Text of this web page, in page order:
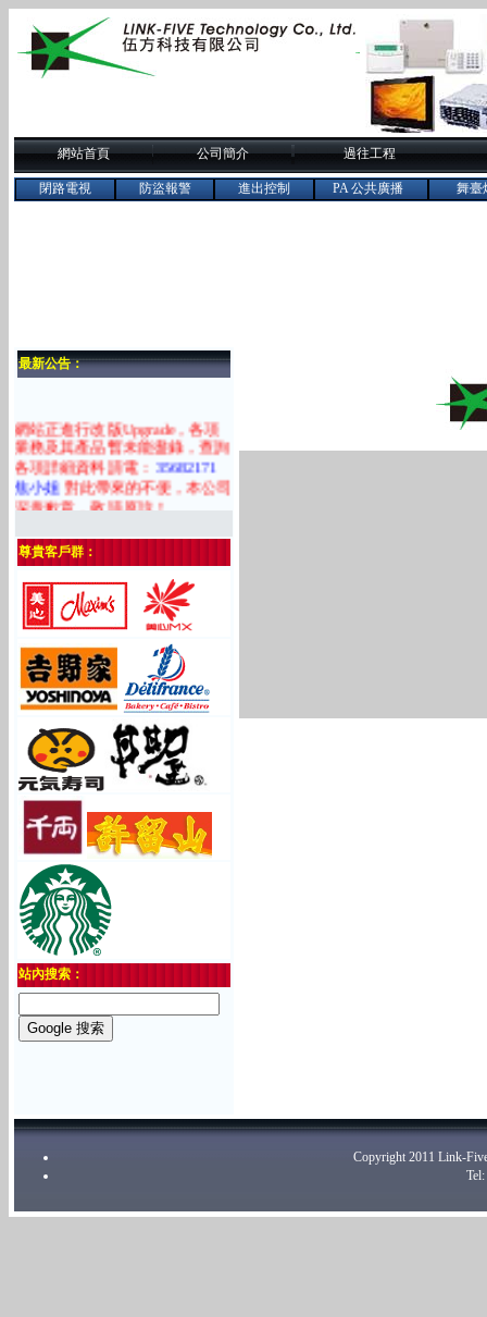
網站首頁 公司簡介 過往工程
閉路電視 防盜報警 進出控制 PA 公共廣播 舞臺
最新公告：
網站正進行改版Upgrade，各項
業務及其產品暫未能盡錄，查詢
各項詳細資料請電：35682171
焦小姐 對此帶來的不便，本公司
深表歉意，敬請原諒！
尊貴客戶群：
站內搜索：
Copyright 2011 Link-